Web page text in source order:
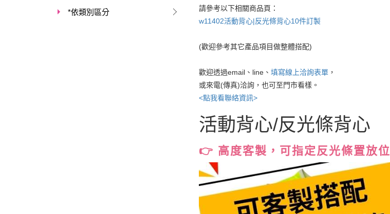
*依類別區分
請參考以下相關商品頁：
w11402活動背心|反光條背心10件訂製
(歡迎參考其它產品項目做整體搭配)
歡迎透過email、line、 填寫線上洽詢表單 ，
或來電(傳真)洽詢，也可至門市看樣。
<點我看聯絡資訊>
活動背心/反光條背心
👉 高度客製，可指定反光條置放